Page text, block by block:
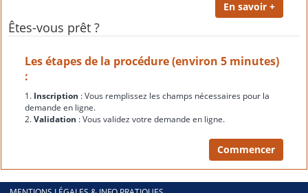
Êtes-vous prêt ?
Les étapes de la procédure (environ 5 minutes)
:
1. Inscription : Vous remplissez les champs nécessaires pour la
demande en ligne.
2.Validation : Vous validez votre demande en ligne.